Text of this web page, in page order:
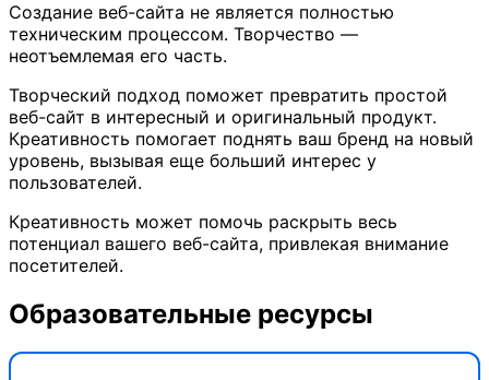
Создание веб-сайта не является полностью
техническим процессом. Творчество —
неотъемлемая его часть.
Творческий подход поможет превратить простой
веб-сайт в интересный и оригинальный продукт.
Креативность помогает поднять ваш бренд на новый
уровень, вызывая еще больший интерес у
пользователей.
Креативность может помочь раскрыть весь
потенциал вашего веб-сайта, привлекая внимание
посетителей.
Образовательные ресурсы